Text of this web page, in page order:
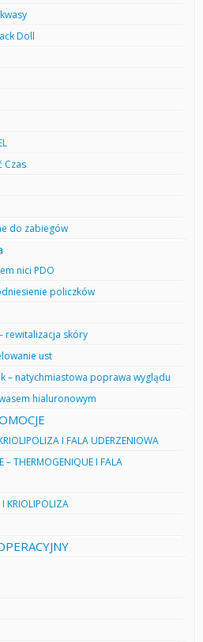
Doll
Czas
do zabiegów
nici PDO
policzków
rewitalizacja skóry
ust
– natychmiastowa poprawa wyglądu
hialuronowym
I FALA UDERZENIOWA
– THERMOGENIQUE I FALA
KRIOLIPOLIZA